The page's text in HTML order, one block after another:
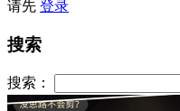
请先 登录
搜索
搜索：